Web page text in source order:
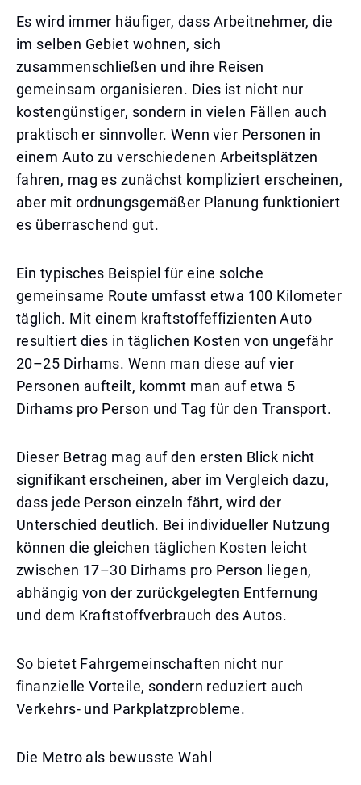
Es wird immer häufiger, dass Arbeitnehmer, die
im selben Gebiet wohnen, sich
zusammenschließen und ihre Reisen
gemeinsam organisieren. Dies ist nicht nur
kostengünstiger, sondern in vielen Fällen auch
praktisch er sinnvoller. Wenn vier Personen in
einem Auto zu verschiedenen Arbeitsplätzen
fahren, mag es zunächst kompliziert erscheinen,
aber mit ordnungsgemäßer Planung funktioniert
es überraschend gut.
Ein typisches Beispiel für eine solche
gemeinsame Route umfasst etwa 100 Kilometer
täglich. Mit einem kraftstoffeffizienten Auto
resultiert dies in täglichen Kosten von ungefähr
20–25 Dirhams. Wenn man diese auf vier
Personen aufteilt, kommt man auf etwa 5
Dirhams pro Person und Tag für den Transport.
Dieser Betrag mag auf den ersten Blick nicht
signifikant erscheinen, aber im Vergleich dazu,
dass jede Person einzeln fährt, wird der
Unterschied deutlich. Bei individueller Nutzung
können die gleichen täglichen Kosten leicht
zwischen 17–30 Dirhams pro Person liegen,
abhängig von der zurückgelegten Entfernung
und dem Kraftstoffverbrauch des Autos.
So bietet Fahrgemeinschaften nicht nur
finanzielle Vorteile, sondern reduziert auch
Verkehrs- und Parkplatzprobleme.
Die Metro als bewusste Wahl